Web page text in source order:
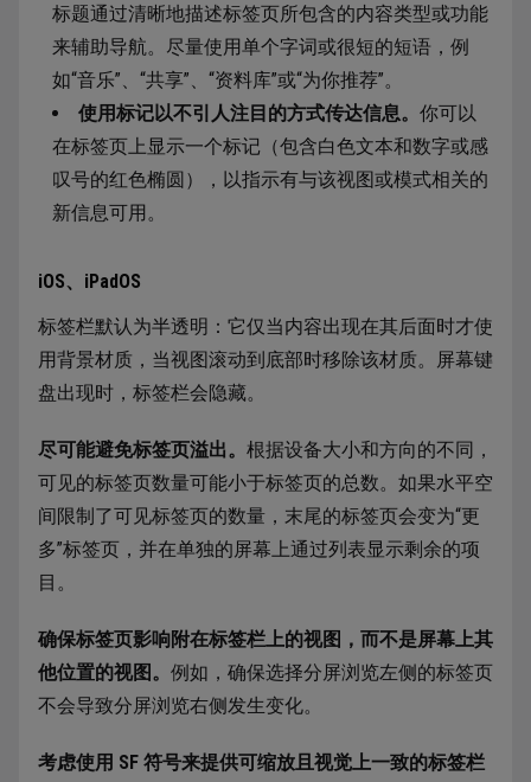
标题通过清晰地描述标签页所包含的内容类型或功能
来辅助导航。尽量使用单个字词或很短的短语，例
如“音乐”、“共享”、“资料库”或“为你推荐”。
使用标记以不引人注目的方式传达信息。 你可以
在标签页上显示一个标记（包含白色文本和数字或感
叹号的红色椭圆），以指示有与该视图或模式相关的
新信息可用。
iOS、iPadOS
标签栏默认为半透明：它仅当内容出现在其后面时才使
用背景材质，当视图滚动到底部时移除该材质。屏幕键
盘出现时，标签栏会隐藏。
尽可能避免标签页溢出。 根据设备大小和方向的不同，
可见的标签页数量可能小于标签页的总数。如果水平空
间限制了可见标签页的数量，末尾的标签页会变为“更
多”标签页，并在单独的屏幕上通过列表显示剩余的项
目。
确保标签页影响附在标签栏上的视图，而不是屏幕上其
他位置的视图。 例如，确保选择分屏浏览左侧的标签页
不会导致分屏浏览右侧发生变化。
考虑使用 SF 符号来提供可缩放且视觉上一致的标签栏